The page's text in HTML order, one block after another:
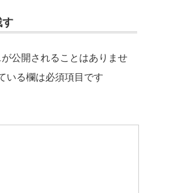
す
が公開されることはありませ
いる欄は必須項目です